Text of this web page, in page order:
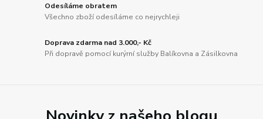
Odesíláme obratem
Všechno zboží odesíláme co nejrychleji
Doprava zdarma nad 3.000,- Kč
Při dopravě pomocí kurýrní služby Balíkovna a Zásilkovna